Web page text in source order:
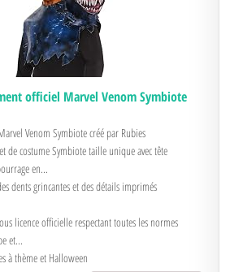
officiel Marvel Venom Symbiote
Venom Symbiote créé par Rubies
de costume Symbiote taille unique avec tête
en...
dents grincantes et des détails imprimés
licence officielle respectant toutes les normes
et...
à thème et Halloween